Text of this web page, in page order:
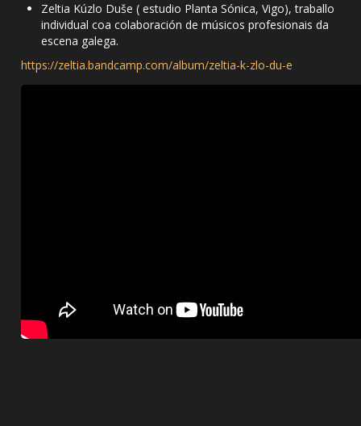
Zeltia Kúzlo Duše ( estudio Planta Sónica, Vigo), traballo
individual coa colaboración de músicos profesionais da
escena galega.
https://zeltia.bandcamp.com/album/zeltia-k-zlo-du-e